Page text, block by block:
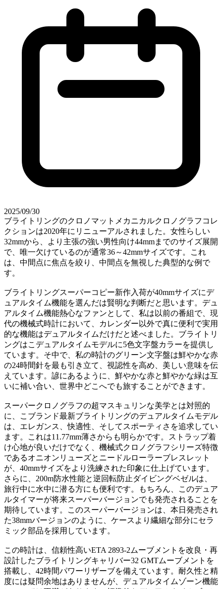
2025/09/30
ブライトリングのクロノマットメカニカルクロノグラフコレ
クションは2020年にリニューアルされました。女性らしい
32mmから、より主張の強い男性向け44mmまでのサイズ展開
で、唯一欠けているのが通常36～42mmサイズです。これ
は、中間点に焦点を絞り、中間点を無視した典型的な例で
す。
ブライトリングスーパーコピー新作入荷が40mmサイズにデ
ュアルタイム機能を選んだは賢明な判断だと思います。デュ
アルタイム機能熱心なファンとして、私は以前の番組で、現
代の機械式時計において、カレンダー以外で真に便利で実用
的な機能はデュアルタイムだけだと述べました。ブライトリ
ングはこデュアルタイムモデルに5色文字盤カラーを提供し
ています。そ中で、私の時計のグリーン文字盤は鮮やかな赤
の24時間針を最も引き立て、視認性を高め、美しい意味を伝
えています。諺にあるように、鮮やかな赤と鮮やかな緑は互
いに補い合い、世界中どこへでも旅することができます。
スーパークロノグラフの超マスキュリンな美学とは対照的
に、こブランド最新ブライトリングのデュアルタイムモデル
は、エレガンス、快適性、そしてスポーティさを追求してい
ます。これは11.77mm薄さからも明らかです。ストラップ着
け心地が良いだけでなく、機械式クロノグラフシリーズ特徴
であるオニオンリューズとニードルローラーブレスレット
が、40mmサイズをより洗練された印象に仕上げています。
さらに、200m防水性能と逆回転防止ダイビングベゼルは、
旅行中に水中に潜る方にも便利です。もちろん、このデュア
ルタイマーが将来スーパーバージョンでも発売されることを
期待しています。このスーパーバージョンは、本日発売され
た38mmバージョンのように、ケースより繊細な部分にセラ
ミック部品を採用しています。
この時計は、信頼性高いETA 2893-2ムーブメントを改良・再
設計したブライトリングキャリバー32 GMTムーブメントを
搭載し、42時間パワーリザーブを備えています。耐久性と精
度には疑問余地はありませんが、デュアルタイムゾーン機能